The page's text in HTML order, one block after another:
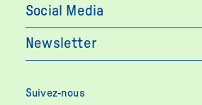
Social Media
Newsletter
Suivez-nous